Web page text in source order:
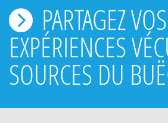
PARTAGEZ VOS
EXPÉRIENCES
SOURCES DU